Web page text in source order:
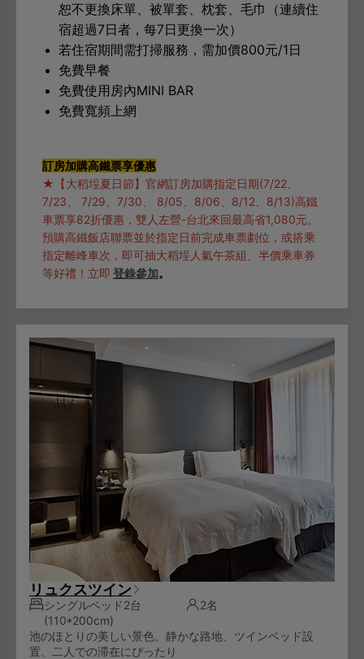
恕不更換床單、被單套、枕套、毛巾（連續住
宿超過7日者，每7日更換一次）
若住宿期間需打掃服務，需加價800元/1日
免費早餐
免費使用房內MINI BAR
免費寬頻上網
訂房加購高鐵票享優惠
★【大稻埕夏日節】官網訂房加購指定日期(7/22、
7/23、 7/29、7/30、 8/05、8/06、8/12、8/13)高鐵
車票享82折優惠，雙人左營-台北來回最高省1,080元。
預購高鐵飯店聯票並於指定日前完成車票劃位，或搭乘
指定離峰車次，即可抽大稻埕人氣午茶組、半價乘車券
等好禮！立即 登錄參加。
リュクスツイン
シングルベッド2台
(110*200cm)
2名
池のほとりの美しい景色、静かな路地、ツインベッド設
置、二人での滞在にぴったり